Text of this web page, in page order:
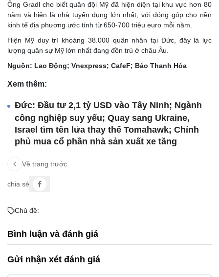
Ông Gradl cho biết quân đội Mỹ đã hiện diện tại khu vực hơn 80
năm và hiện là nhà tuyển dụng lớn nhất, với đóng góp cho nền
kinh tế địa phương ước tính từ 650-700 triệu euro mỗi năm.
Hiện Mỹ duy trì khoảng 38.000 quân nhân tại Đức, đây là lực
lượng quân sự Mỹ lớn nhất đang đồn trú ở châu Âu.
Nguồn: Lao Động; Vnexpress; CafeF; Báo Thanh Hóa
Xem thêm:
Đức: Đầu tư 2,1 tỷ USD vào Tây Ninh; Ngành
công nghiệp suy yếu; Quay sang Ukraine,
Israel tìm tên lửa thay thế Tomahawk; Chính
phủ mua cổ phần nhà sản xuất xe tăng
Về trang trước
chia sẻ
Chủ đề:
Bình luận và đánh giá
Gửi nhận xét đánh giá